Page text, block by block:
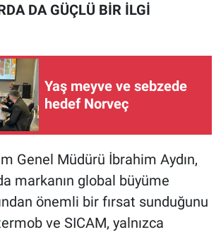
DA GÜÇLÜ BİR İLGİ
Yaş meyve ve sebzede
hedef Norveç
Genel Müdürü İbrahim Aydın,
markanın global büyüme
önemli bir fırsat sunduğunu
ve SICAM, yalnızca